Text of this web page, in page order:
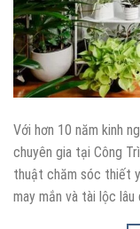
Với hơn 10 năm kinh
chuyên gia tại Công
thuật chăm sóc thiết
may mắn và tài lộc lâu